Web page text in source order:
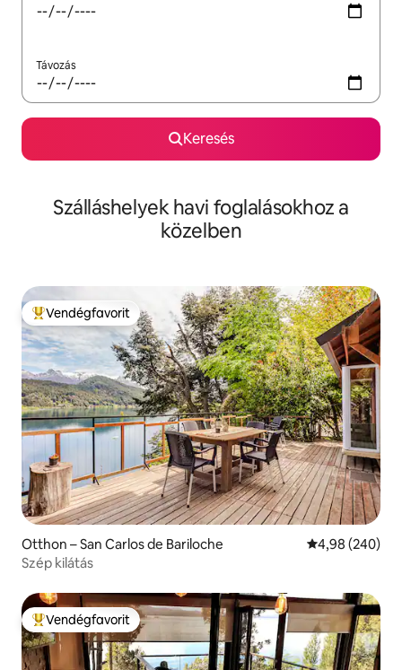
Távozás
Keresés
Szálláshelyek havi foglalásokhoz a
közelben
Kiemelt vendégfavorit
Vendégfavorit
Otthon – San Carlos de Bariloche Átlagos
4,98 (240)
Szép kilátás
Kiemelt vendégfavorit
Vendégfavorit